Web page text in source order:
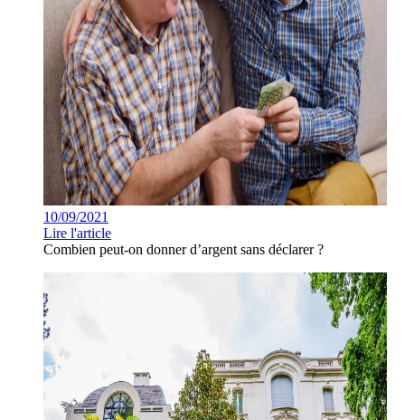
10/09/2021
Lire l'article
Combien peut-on donner d’argent sans déclarer ?